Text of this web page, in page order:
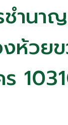
ชำน
ห้วย